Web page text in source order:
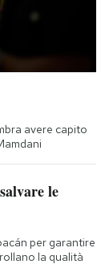
avere capito
le
per garantire
la qualità